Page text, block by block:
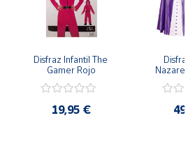
Disfraz Infantil The
Gamer Rojo
19,95 €
Disfraz